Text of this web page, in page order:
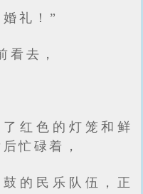
礼！”
看去，
红色的灯笼和鲜
忙碌着，
的民乐队伍，正